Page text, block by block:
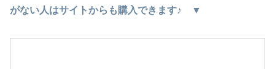
がない人はサイトからも購入できます♪ ▼